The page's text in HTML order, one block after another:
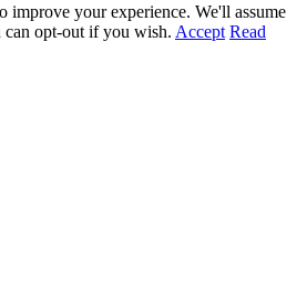
improve your experience. We'll assume
opt-out if you wish. Accept Read